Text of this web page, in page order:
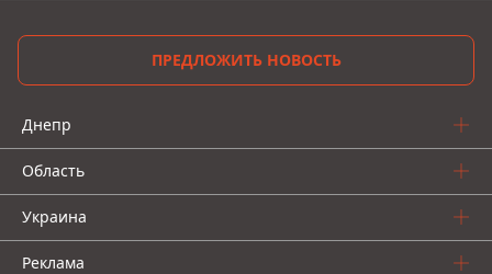
ПРЕДЛОЖИТЬ НОВОСТЬ
Днепр
Область
Украина
Реклама